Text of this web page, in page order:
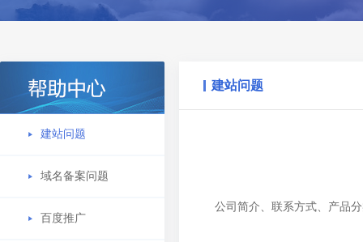
建站问题
域名备案问题
百度推广
建站问题
公司简介、联系方式、产品